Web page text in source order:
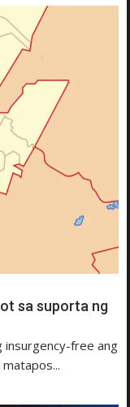
sa suporta ng
insurgency-free ang